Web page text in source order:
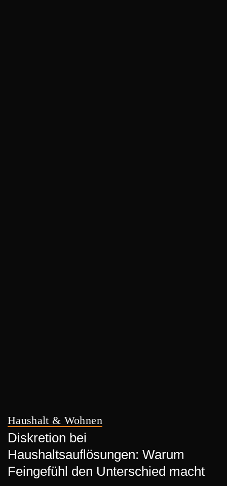
Haushalt & Wohnen
Diskretion bei
Haushaltsauflösungen: Warum
Feingefühl den Unterschied macht